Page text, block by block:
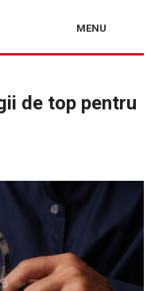
MENU
de top pentru